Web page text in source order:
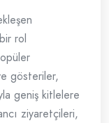
rol
gösteriler,
geniş kitlelere
ziyaretçileri,